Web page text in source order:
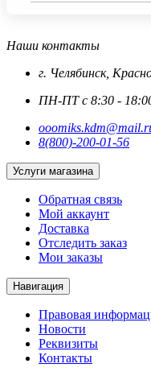
Наши контакты
г. Челябинск,
ПН-ПТ с 8:30 -
8(800)-200-01-56
Услуги магазина
Обратная связь
Мой аккаунт
Доставка
Отследить заказ
Мои заказы
Навигация
Правовая
Новости
Реквизиты
Контакты